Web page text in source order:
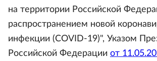
на территории Российской
распространением новой
инфекции (COVID-19)", Указом
Российской Федерации от